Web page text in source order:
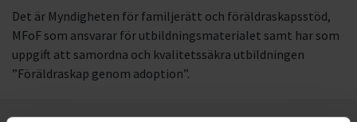
Det är Myndigheten för familjerätt och föräldraskapsstöd,
MFoF som ansvarar för utbildningsmaterialet samt har som
uppgift att samordna och kvalitetssäkra utbildningen
”Föräldraskap genom adoption”.